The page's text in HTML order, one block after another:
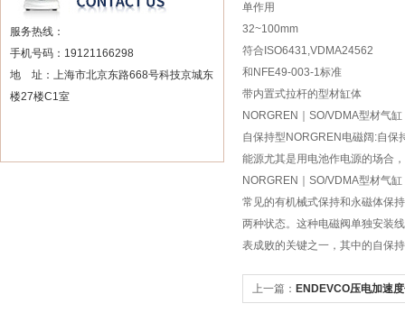
服务热线：
手机号码：19121166298
地 址：上海市北京东路668号科技京城东
楼27楼C1室
单作用
32~100mm
符合ISO6431,VDMA24562
和NFE49-003-1标准
带内置式拉杆的型材缸体
NORGREN｜SO/VDMA型材气
自保持型NORGREN电磁阔:自保
能源尤其是用电池作电源的场合
NORGREN｜SO/VDMA型材气
常见的有机械式保持和永磁体保
两种状态。这种电磁阀单独安装
表成败的关键之一，其中的自保
上一篇： ENDEVCO压电加速